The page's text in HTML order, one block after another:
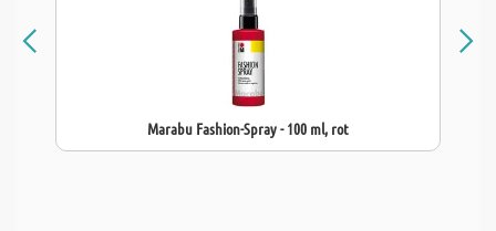
Marabu Fashion-Spray - 100 ml, rot